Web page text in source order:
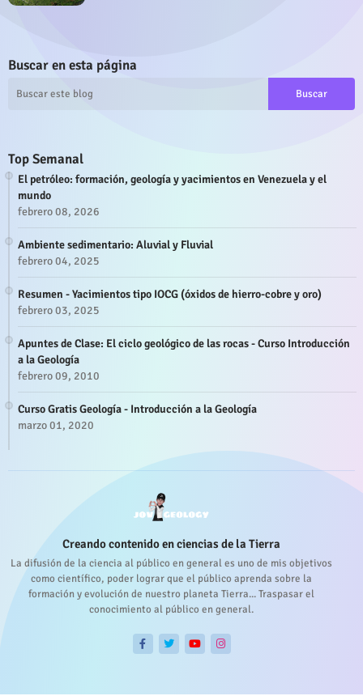
Buscar en esta página
Top Semanal
El petróleo: formación, geología y yacimientos en Venezuela y el
mundo
febrero 08, 2026
Ambiente sedimentario: Aluvial y Fluvial
febrero 04, 2025
Resumen - Yacimientos tipo IOCG (óxidos de hierro-cobre y oro)
febrero 03, 2025
Apuntes de Clase: El ciclo geológico de las rocas - Curso Introducción
a la Geología
febrero 09, 2010
Curso Gratis Geología - Introducción a la Geología
marzo 01, 2020
Creando contenido en ciencias de la Tierra
La difusión de la ciencia al público en general es uno de mis objetivos
como científico, poder lograr que el público aprenda sobre la
formación y evolución de nuestro planeta Tierra... Traspasar el
conocimiento al público en general.